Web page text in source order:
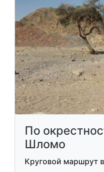
По
Шломо
Круговой маршрут